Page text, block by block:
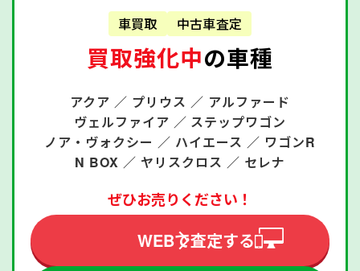
車買取 中古車査定
買取強化中の車種
アクア ／ プリウス ／ アルファード
ヴェルファイア ／ ステップワゴン
ノア・ヴォクシー ／ ハイエース ／ ワゴンR
N BOX ／ ヤリスクロス ／ セレナ
ぜひお売りください！
WEBで査定する